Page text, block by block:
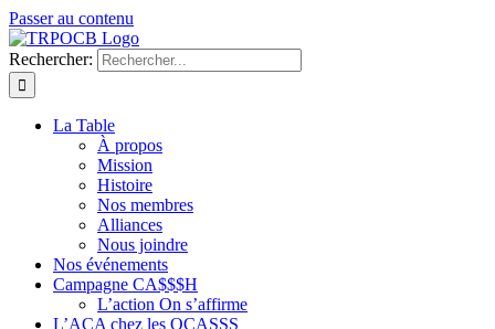
Passer au contenu
Rechercher:
La Table
À propos
Mission
Histoire
Nos membres
Alliances
Nous joindre
Nos événements
Campagne CA$$$H
L’action On s’affirme
L’ACA chez les OCASSS